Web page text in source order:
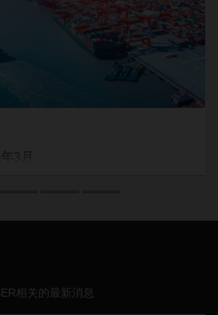
深圳和东莞的管制措施实行期间，工
使在管制措施实行之前，已由于
相关的最新消息